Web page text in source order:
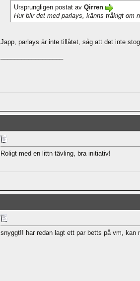
Ursprungligen postat av Qirren
Hur blir det med parlays, känns tråkigt om
Japp, parlays är inte tillåtet, såg att det inte
Roligt med en littn tävling, bra initiativ!
snyggt!! har redan lagt ett par betts på vm, kan